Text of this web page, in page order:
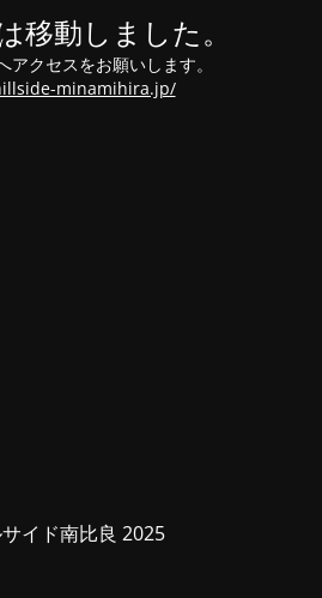
移動しました。
アクセスをお願いします。
minamihira.jp/
イド南比良 2025